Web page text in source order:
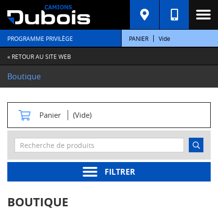
PROGRAMME PRIVILÈGE PANIER Vide
« RETOUR AU SITE WEB
Boutique
Panier (Vide)
FILTRER
C
A
T
É
G
O
R
E
S
t
e
r
moteur
BOUTIQUE